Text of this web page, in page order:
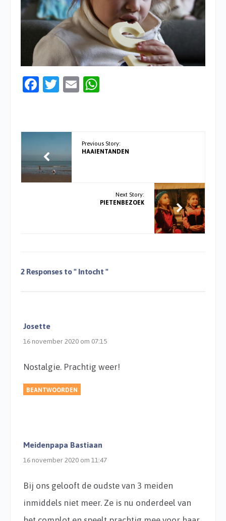
Facebook
Twitter
Email
Previous Story:
HAAIENTANDEN
Next Story:
PIETENBEZOEK
2 Responses to" Intocht "
Josette
16 november 2020 om 07:15
Nostalgie. Prachtig weer!
BEANTWOORDEN
Meidenpapa Bastiaan
16 november 2020 om 11:47
Bij ons gelooft de oudste van 3 meiden
inmiddels niet meer. Ze is nu onderdeel van